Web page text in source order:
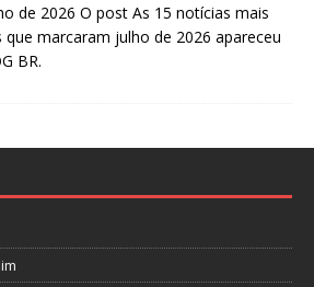
de 2026 O post As 15 notícias mais
marcaram julho de 2026 apareceu
BR.